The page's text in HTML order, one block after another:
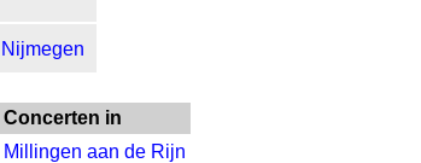
Nijmegen
Concerten in
Millingen aan de Rijn